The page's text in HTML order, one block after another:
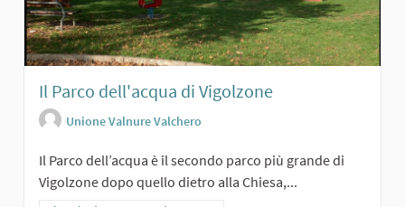
Il Parco dell'acqua di Vigolzone
Unione Valnure Valchero
Il Parco dell’acqua è il secondo parco più grande di
Vigolzone dopo quello dietro alla Chiesa,...